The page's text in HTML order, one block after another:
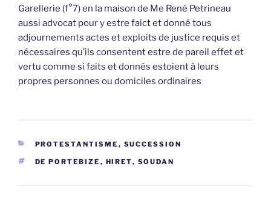
Garellerie (f°7) en la maison de Me René Petrineau
aussi advocat pour y estre faict et donné tous
adjournements actes et exploits de justice requis et
nécessaires qu’ils consentent estre de pareil effet et
vertu comme si faits et donnés estoient à leurs
propres personnes ou domiciles ordinaires
CATÉGORIES
PROTESTANTISME , SUCCESSION
ÉTIQUETTES
DE PORTEBIZE , HIRET, SOUDAN